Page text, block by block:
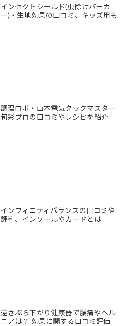
インセクトシールド(虫除けパーカ
ー)・生地効果の口コミ、キッズ用も
調理ロボ・山本電気クックマスター
旬彩プロの口コミやレシピを紹介
インフィニティバランスの口コミや
評判、インソールやカードとは
逆さぶら下がり健康器で腰痛やヘル
ニアは？ 効果に関する口コミ評価